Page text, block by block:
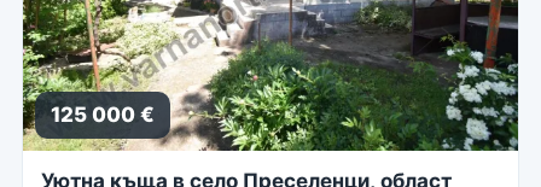
125 000 €
Уютна къща в село Преселенци, област